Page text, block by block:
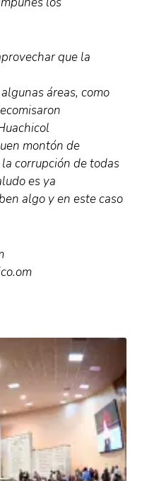
que la
áreas, como
montón de
corrupción de todas
es ya
algo y en este caso